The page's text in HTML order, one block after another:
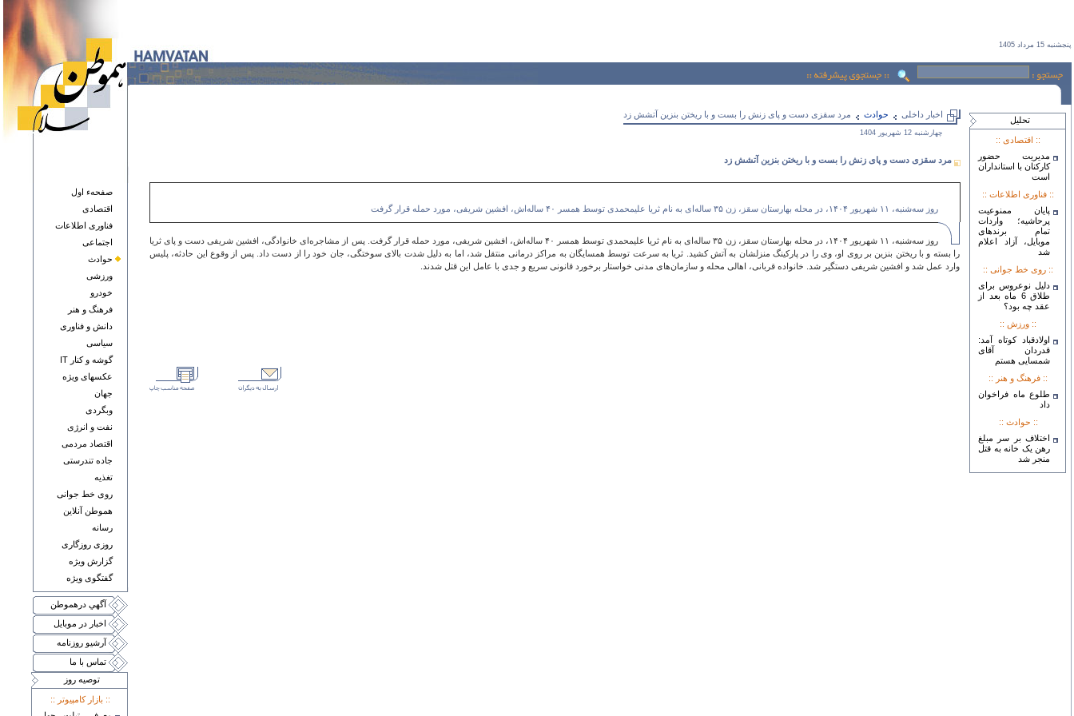
پنجشنبه 15 مرداد 1405
صفحهء اول
اقتصادی
فناوری اطلاعات
اجتماعی
حوادث
ورزشی
خودرو
فرهنگ و هنر
دانش و فناوری
سياسی
گوشه و کنار IT
عکسهای ويژه
جهان
وبگردی
نفت و انرژی
اقتصاد مردمی
جاده تندرستی
تغذيه
روی خط جوانی
هموطن آنلاين
رسانه
روزی روزگاری
گزارش ويژه
گفتگوی ويژه
آگهي درهموطن
اخبار در موبايل
آرشيو روزنامه
تماس با ما
توصيه روز
:: بازار کامپيوتر ::
اخبار داخلی حوادث مرد سقزی دست و پای زنش را بست و با ریختن بنزین آتشش زد
چهارشنبه 12 شهريور 1404
مرد سقزی دست و پای زنش را بست و با ریختن بنزین آتشش زد
روز سه‌شنبه، ۱۱ شهریور ۱۴۰۴، در محله بهارستان سقز، زن ۳۵ ساله‌ای به نام ثریا علیمحمدی توسط همسر ۴۰ ساله‌اش، افشین شریفی، مورد حمله قرار گرفت
روز سه‌شنبه، ۱۱ شهریور ۱۴۰۴، در محله بهارستان سقز، زن ۳۵ ساله‌ای به نام ثریا علیمحمدی توسط همسر ۴۰ ساله‌اش، افشین شریفی، مورد حمله قرار گرفت. پس از مشاجره‌ای خانوادگی، افشین شریفی دست و پای ثریا
را بسته و با ریختن بنزین بر روی او، وی را در پارکینگ منزلشان به آتش کشید. ثریا به سرعت توسط همسایگان به مراکز درمانی منتقل شد، اما به دلیل شدت بالای سوختگی، جان خود را از دست داد. پس از وقوع این حادثه، پلیس
وارد عمل شد و افشین شریفی دستگیر شد. خانواده قربانی، اهالی محله و سازمان‌های مدنی خواستار برخورد قانونی سریع و جدی با عامل این قتل شدند.
تحليل
:: اقتصادی ::
مدیریت حضور
کارکنان با استانداران
است
:: فناوری اطلاعات ::
پایان ممنوعیت
پرحاشیه؛ واردات
تمام برندهای
موبایل، آزاد اعلام
شد
:: روی خط جوانی ::
دلیل نوعروس برای
طلاق 6 ماه بعد از
عقد چه بود؟
:: ورزش ::
اولادقباد کوتاه آمد:
قدردان آقای
شمسایی هستم
:: فرهنگ و هنر ::
طلوع ماه فراخوان
داد
:: حوادث ::
اختلاف بر سر مبلغ
رهن یک خانه به قتل
منجر شد